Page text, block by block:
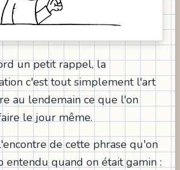
un petit rappel, la
c'est tout simplement l'art
au lendemain ce que l'on
le jour même.
de cette phrase qu'on
entendu quand on était gamin :